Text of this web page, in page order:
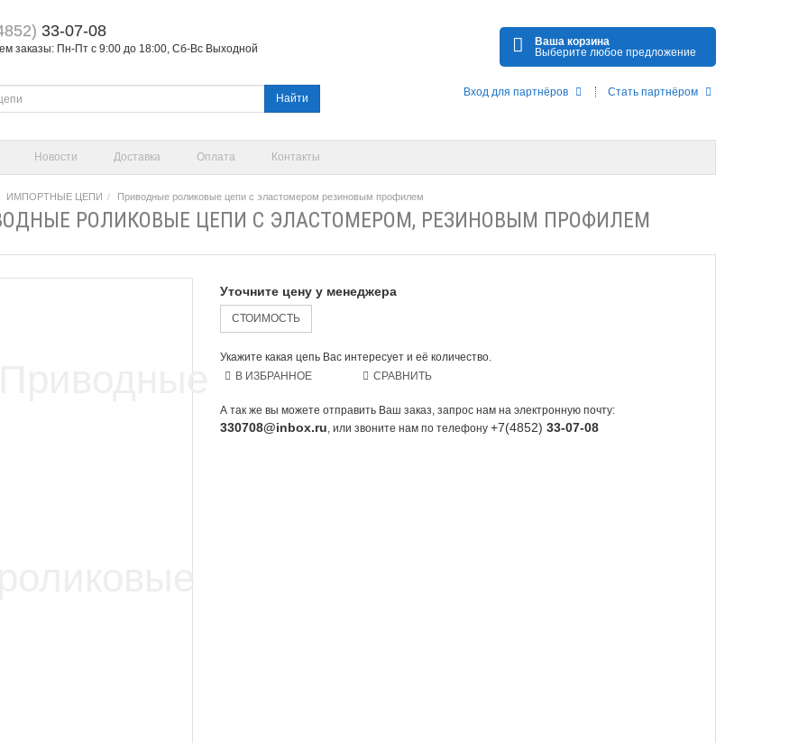
33-07-08
заказы: Пн-Пт с 9:00 до 18:00, Сб-Вс Выходной
Ваша корзина
Выберите любое предложение
Найти Вход для партнёров Стать партнёром
Новости Доставка Оплата Контакты
ИМПОРТНЫЕ ЦЕПИ Приводные роликовые цепи с эластомером резиновым профилем
РОЛИКОВЫЕ ЦЕПИ С ЭЛАСТОМЕРОМ, РЕЗИНОВЫМ ПРОФИЛЕМ
Уточните цену у менеджера
СТОИМОСТЬ
Укажите какая цепь Вас интересует и её количество.
В ИЗБРАННОЕ
СРАВНИТЬ
А так же вы можете отправить Ваш заказ, запрос нам на электронную почту:
330708@inbox.ru, или звоните нам по телефону+7(4852)33-07-08